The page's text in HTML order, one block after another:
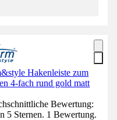
Hakenleiste zum
4-fach rund gold matt
Bewertung:
5 Sternen. 1 Bewertung.